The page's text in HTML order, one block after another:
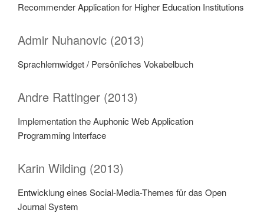
Recommender Application for Higher Education Institutions
Admir Nuhanovic (2013)
Sprachlernwidget / Persönliches Vokabelbuch
Andre Rattinger (2013)
Implementation the Auphonic Web Application
Programming Interface
Karin Wilding (2013)
Entwicklung eines Social-Media-Themes für das Open
Journal System